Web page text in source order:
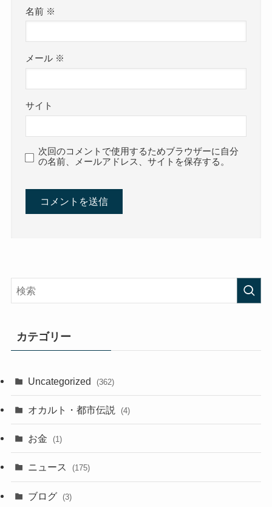
名前 ※
メール ※
サイト
次回のコメントで使用するためブラウザーに自分
の名前、メールアドレス、サイトを保存する。
カテゴリー
Uncategorized (362)
オカルト・都市伝説 (4)
お金 (1)
ニュース (175)
ブログ (3)